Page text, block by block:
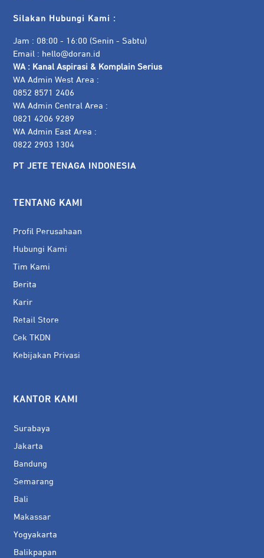
Silakan Hubungi Kami :
Jam : 08:00 - 16:00 (Senin - Sabtu)
Email : hello@doran.id
WA : Kanal Aspirasi & Komplain Serius
WA Admin West Area :
0852 8571 2406
WA Admin Central Area :
0821 4206 9289
WA Admin East Area :
0822 2903 1304
PT JETE TENAGA INDONESIA
TENTANG KAMI
Profil Perusahaan
Hubungi Kami
Tim Kami
Berita
Karir
Retail Store
Cek TKDN
Kebijakan Privasi
KANTOR KAMI
Surabaya
Jakarta
Bandung
Semarang
Bali
Makassar
Yogyakarta
Balikpapan